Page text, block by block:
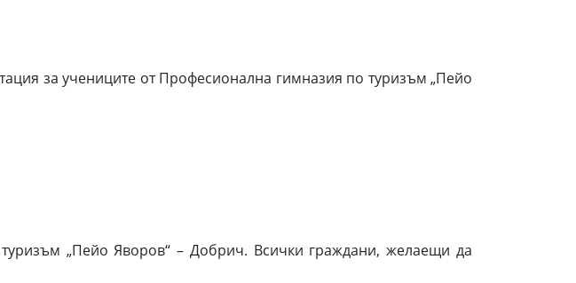
за учениците от Професионална гимназия по туризъм „Пейо
„Пейо Яворов“ – Добрич. Всички граждани, желаещи да